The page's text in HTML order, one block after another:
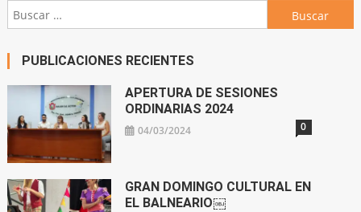
Buscar:
PUBLICACIONES RECIENTES
APERTURA DE SESIONES
ORDINARIAS 2024
04/03/2024 0
GRAN DOMINGO CULTURAL EN
EL BALNEARIO￼